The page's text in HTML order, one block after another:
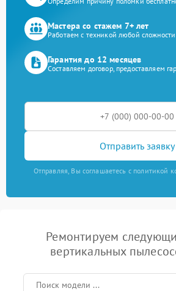
Мастера со стажем 7+ лет
Работаем с техникой любой сложности
Гарантия до 12 месяцев
Составляем договор, предоставляем
Отправить заявку
Отправляя, Вы соглашаетесь с политикой
Ремонтируем
вертикальных